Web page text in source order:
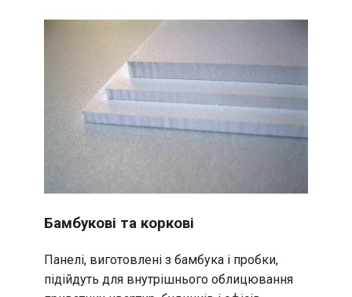
Бамбукові та коркові
Панелі, виготовлені з бамбука і пробки,
підійдуть для внутрішнього облицювання